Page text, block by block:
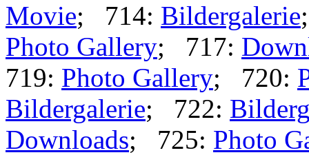
Movie; 714: Bildergalerie
Photo Gallery; 717:
719: Photo Gallery; 720:
Bildergalerie; 722:
Downloads; 725: Photo